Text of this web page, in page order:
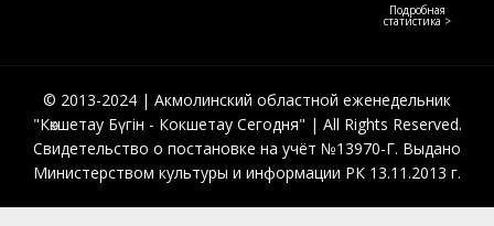
Подробная
статистика >
© 2013-2024 | Акмолинский областной еженедельник
"Көкшетау Бүгін - Кокшетау Сегодня" | All Rights Reserved.
Свидетельство о постановке на учёт №13970-Г. Выдано
Министерством культуры и информации РК 13.11.2013 г.